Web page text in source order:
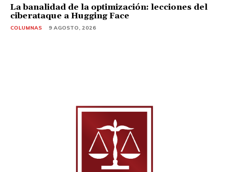
La banalidad de la optimización: lecciones del
ciberataque a Hugging Face
COLUMNAS 9 AGOSTO, 2026